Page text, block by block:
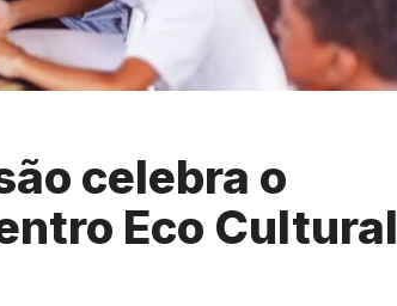
celebra o
Eco Cultural